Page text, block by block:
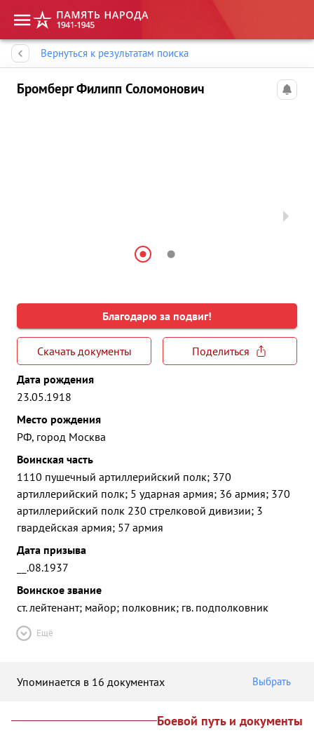
Вернуться к результатам поиска
Бромберг Филипп Соломонович
Благодарю за подвиг!
Скачать документы
Поделиться
Дата рождения
23.05.1918
Место рождения
РФ, город Москва
Воинская часть
1110 пушечный артиллерийский полк; 370
артиллерийский полк; 5 ударная армия; 36 армия; 370
артиллерийский полк 230 стрелковой дивизии; 3
гвардейская армия; 57 армия
Дата призыва
__.08.1937
Воинское звание
ст. лейтенант; майор; полковник; гв. подполковник
Ещё
Упоминается в 16 документах Выбрать
Боевой путь и документы
Память народа